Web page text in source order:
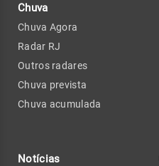
Chuva
Chuva Agora
Radar RJ
Outros radares
Chuva prevista
Chuva acumulada
Notícias